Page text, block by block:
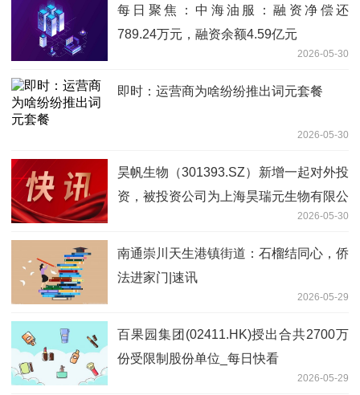
每日聚焦：中海油服：融资净偿还
789.24万元，融资余额4.59亿元
2026-05-30
即时：运营商为啥纷纷推出词元套餐
2026-05-30
昊帆生物（301393.SZ）新增一起对外投
资，被投资公司为上海昊瑞元生物有限公
2026-05-30
南通崇川天生港镇街道：石榴结同心，侨
法进家门|速讯
2026-05-29
百果园集团(02411.HK)授出合共2700万
份受限制股份单位_每日快看
2026-05-29